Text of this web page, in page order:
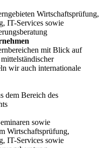
Wirtschaftsprüfung,
IT-Services sowie
mit Blick auf
wir auch internationale
dem Bereich des
sowie
Wirtschaftsprüfung,
IT-Services sowie